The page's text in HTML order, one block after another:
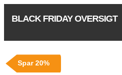
BLACK FRIDAY OVERSIGT
Spar 20%